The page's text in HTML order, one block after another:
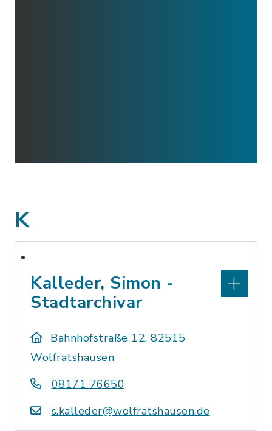
K
Kalleder, Simon -
Stadtarchivar
Bahnhofstraße 12, 82515
Wolfratshausen
08171 76650
s.kalleder@wolfratshausen.de